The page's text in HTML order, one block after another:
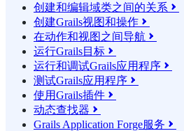
创建和编辑域类之间的关系 
创建Grails视图和操作 
在动作和视图之间导航 
运行Grails目标 
运行和调试Grails应用程序 
测试Grails应用程序 
使用Grails插件 
动态查找器 
Grails Application Forge服务 